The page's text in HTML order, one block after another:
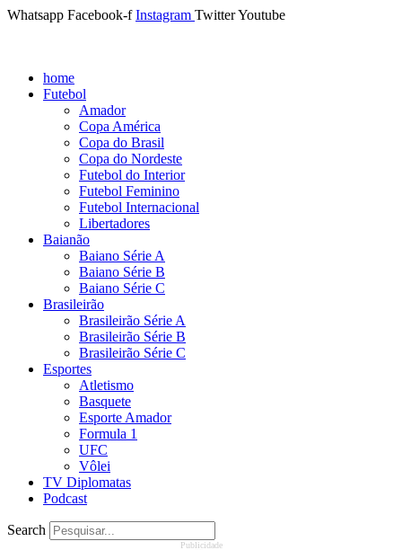
Whatsapp Facebook-f Instagram TwitterYoutube
home
Futebol
Amador
Copa América
Copa do Brasil
Copa do Nordeste
Futebol do Interior
Futebol Feminino
Futebol Internacional
Libertadores
Baianão
Baiano Série A
Baiano Série B
Baiano Série C
Brasileirão
Brasileirão Série A
Brasileirão Série B
Brasileirão Série C
Esportes
Atletismo
Basquete
Esporte Amador
Formula 1
UFC
Vôlei
TV Diplomatas
Podcast
Search
Publicidade